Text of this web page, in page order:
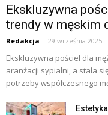
Ekskluzywna
trendy w męskim
Redakcja - 29 września 2025
Ekskluzywna pościel dla
aranżacji sypialni, a stała
potrzeby współczesnego